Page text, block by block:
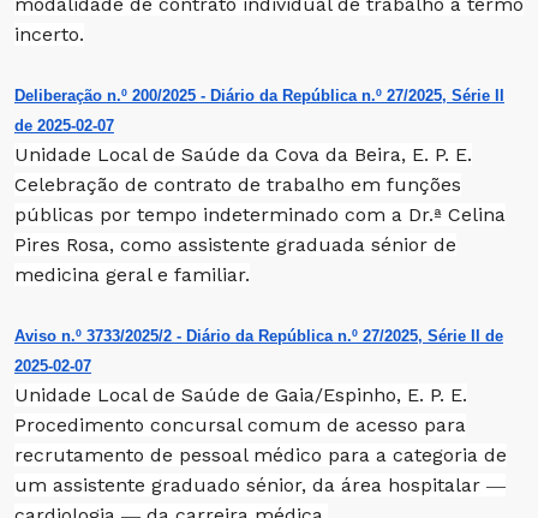
incerto.
Deliberação n.º 200/2025 - Diário da República n.º 27/2025, Série II
de 2025-02-07
Unidade Local de Saúde da Cova da Beira, E. P. E.
Celebração de contrato de trabalho em funções
públicas por tempo indeterminado com a Dr.ª Celina
Pires Rosa, como assistente graduada sénior de
medicina geral e familiar.
Aviso n.º 3733/2025/2 - Diário da República n.º 27/2025, Série II de
2025-02-07
Unidade Local de Saúde de Gaia/Espinho, E. P. E.
Procedimento concursal comum de acesso para
recrutamento de pessoal médico para a categoria de
um assistente graduado sénior, da área hospitalar ―